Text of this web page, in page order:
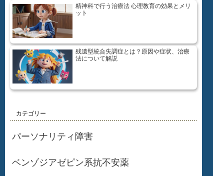
精神科で行う治療法 心理教育の効果とメリ
ット
残遺型統合失調症とは？原因や症状、治療
法について解説
カテゴリー
パーソナリティ障害
ベンゾジアゼピン系抗不安薬